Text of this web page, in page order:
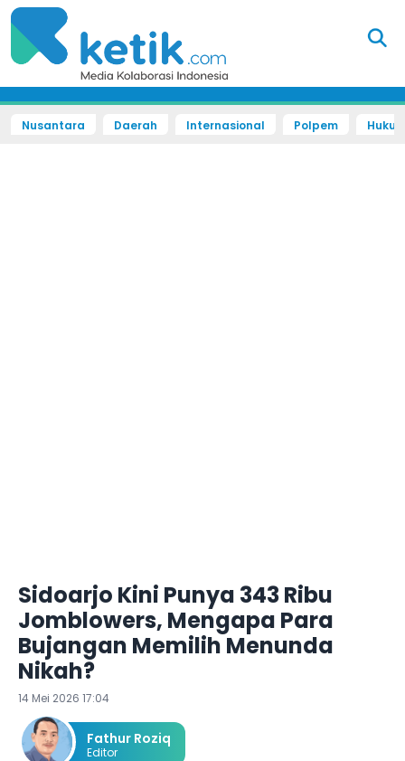
Nusantara Daerah Internasional Polpem
Sidoarjo Kini Punya 343 Ribu
Jomblowers, Mengapa Para
Bujangan Memilih Menunda
Nikah?
14 Mei 2026 17:04
Fathur Roziq
Editor